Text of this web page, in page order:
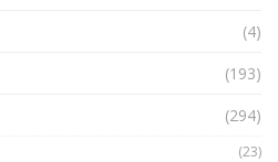
(4)
(193)
(294)
(23)